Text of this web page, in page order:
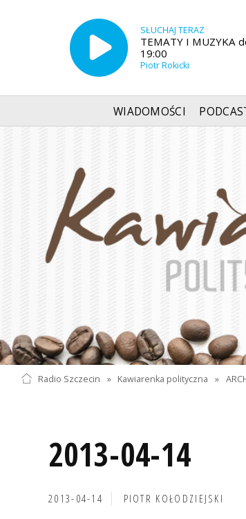
SŁUCHAJ TERAZ
TEMATY I MUZYKA
19:00
Piotr Rokicki
WIADOMOŚCI
Radio Szczecin » Kawiarenka polityczna »
2013-04-14
2013-04-14 PIOTR KOŁODZIEJSKI